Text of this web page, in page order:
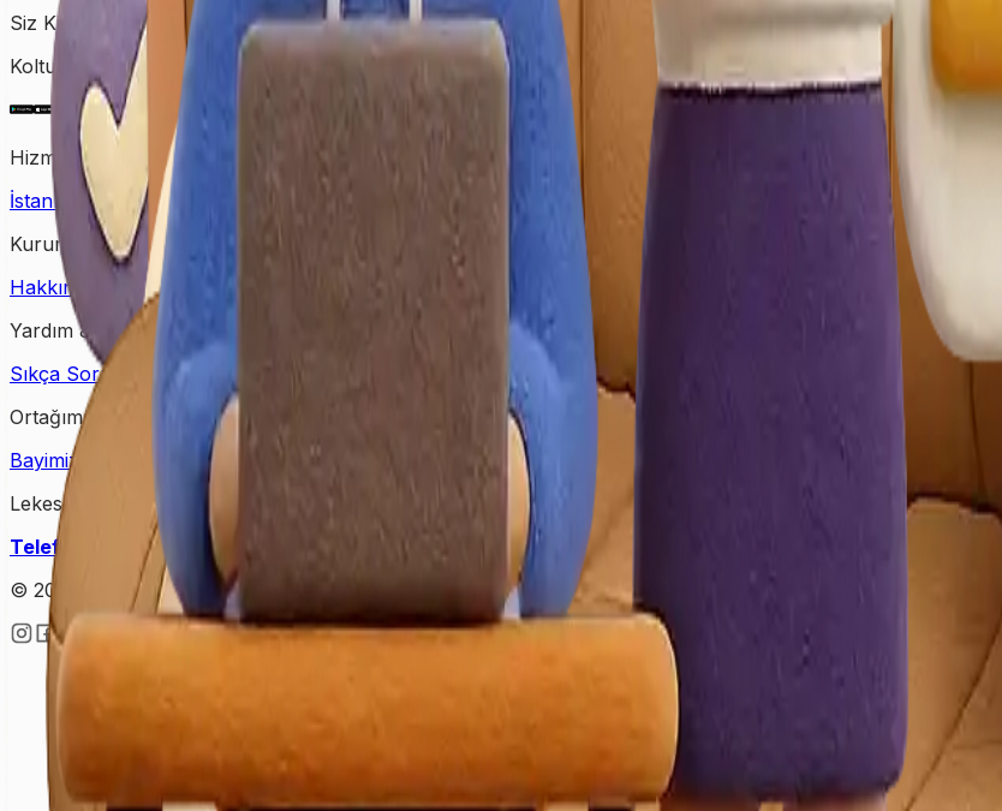
Siz Kirletin, Biz Temizleyelim!
Koltuktan halıya, perdeden yatağa kadar tüm temizlik ihtiyaçlarınızda Lekesepeti.com bir tıkla kapınızda!
Hizmet Verdiğimiz Bölgeler
İstanbul Halı Yıkama
Samsun Halı Yıkama Çorum Halı Yıkama
Bursa Halı Yıkama
Kurumsal
Hakkımızda
İletişim Kampanyalar
Yardım & Destek
Sıkça Sorulan Sorular
Gizlilik PolitikasıÇerez Politikası
Ortağımız Olun
Bayimiz Olun
Bayilik Detayları
Lekesepeti Temizlik Hizmetleri
Telefon
: +90 (850) 888 90 50 : info@lekesepeti.comAdres : Demirtaş Cumhuriyet mh, Bursa Sinpaş
© 2025 • Lekesepeti